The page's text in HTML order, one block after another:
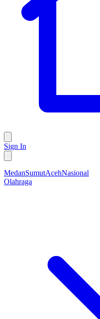
Sign In
MedanSumutAcehNasional
Olahraga